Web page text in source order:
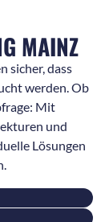
MAINZ
sicher, dass
werden. Ob
Mit
und
Lösungen